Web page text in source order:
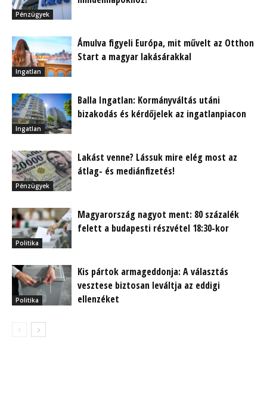
Pénzügyek
Ingatlan
Ámulva figyeli Európa, mit művelt az Otthon
Start a magyar lakásárakkal
Ingatlan
Balla Ingatlan: Kormányváltás utáni
bizakodás és kérdőjelek az ingatlanpiacon
Pénzügyek
Lakást venne? Lássuk mire elég most az
átlag- és mediánfizetés!
Politika
Magyarország nagyot ment: 80 százalék
felett a budapesti részvétel 18:30-kor
Politika
Kis pártok armageddonja: A választás
vesztese biztosan leváltja az eddigi
ellenzéket